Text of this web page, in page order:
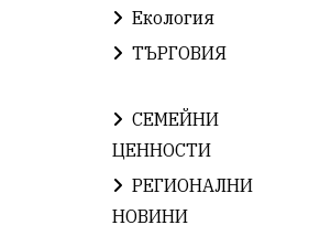
Екология
ТЪРГОВИЯ
СЕМЕЙНИ
ЦЕННОСТИ
РЕГИОНАЛНИ
НОВИНИ